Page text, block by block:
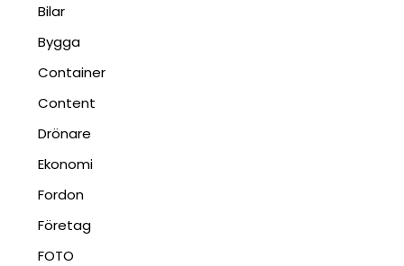
Bilar
Bygga
Container
Content
Drönare
Ekonomi
Fordon
Företag
FOTO